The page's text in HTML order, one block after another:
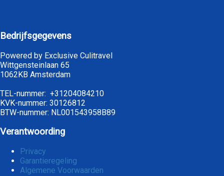
Bedrijfsgegevens
Powered by Exclusive Culitravel
Wittgensteinlaan 65
1062KB Amsterdam
TEL-nummer: +31204084210
KVK-nummer: 30126812
BTW-nummer: NL001543958B89
Verantwoording
Privacy
Garantieregeling
Algemene Voorwaarden